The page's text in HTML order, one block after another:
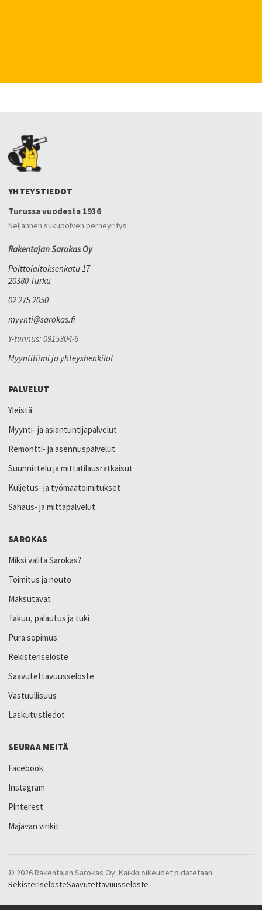
YHTEYSTIEDOT
Turussa vuodesta 1936
Neljännen sukupolven perheyritys
Rakentajan Sarokas Oy
Polttolaitoksenkatu 17
20380 Turku
02 275 2050
myynti@sarokas.fi
Y-tunnus: 0915304-6
Myyntitiimi ja yhteyshenkilöt
PALVELUT
Yleistä
Myynti- ja asiantuntijapalvelut
Remontti- ja asennuspalvelut
Suunnittelu ja mittatilausratkaisut
Kuljetus- ja työmaatoimitukset
Sahaus- ja mittapalvelut
SAROKAS
Miksi valita Sarokas?
Toimitus ja nouto
Maksutavat
Takuu, palautus ja tuki
Pura sopimus
Rekisteriseloste
Saavutettavuusseloste
Vastuullisuus
Laskutustiedot
SEURAA MEITÄ
Facebook
Instagram
Pinterest
Majavan vinkit
© 2026 Rakentajan Sarokas Oy. Kaikki oikeudet pidätetään.
RekisteriselosteSaavutettavuusseloste